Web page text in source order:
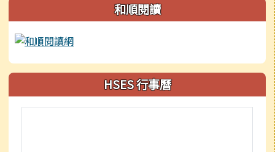
和順閱讀
HSES 行事曆